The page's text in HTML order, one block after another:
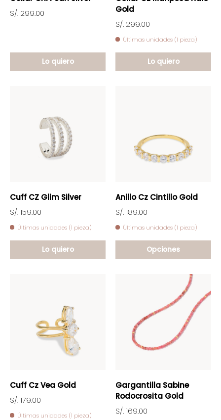
S/. 299.00
Lo quiero
Gold
S/. 299.00
Últimas unidades (1 pieza)
Lo quiero
Cuff CZ Glim Silver
S/. 159.00
Últimas unidades (1 pieza)
Lo quiero
Anillo Cz Cintillo Gold
S/. 189.00
Últimas unidades (1 pieza)
Opciones
Cuff Cz Vea Gold
S/. 179.00
Últimas unidades (1 pieza)
Gargantilla Sabine
Rodocrosita Gold
S/. 169.00